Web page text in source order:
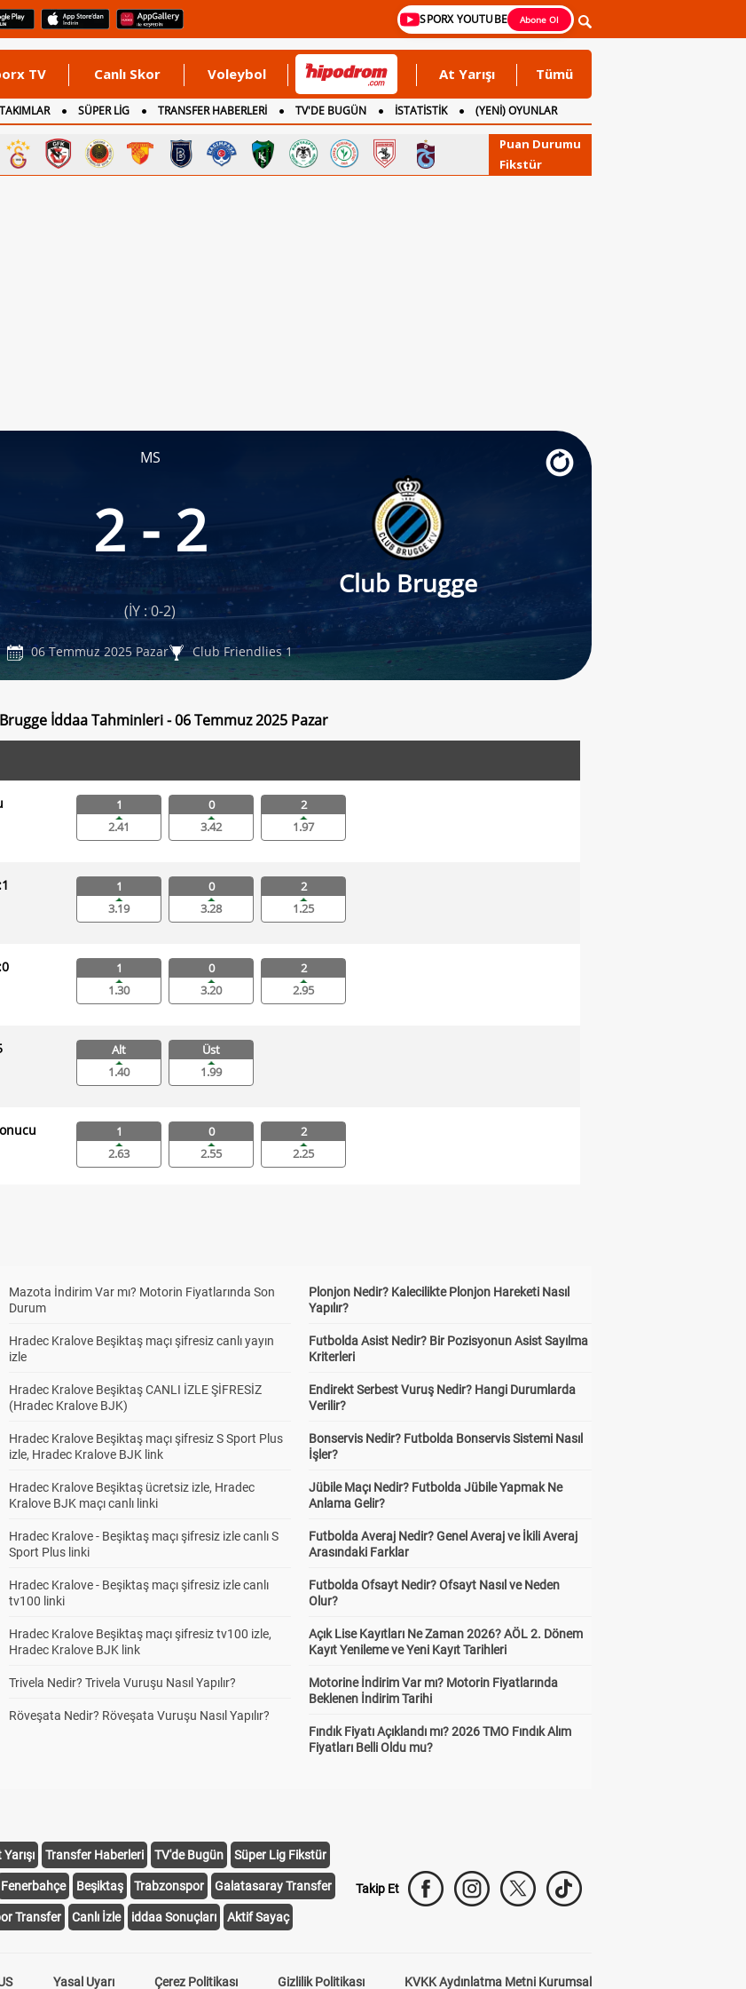
SPORX YOUTUBE Abone Ol
TV Canlı Skor Voleybol At Yarışı Tümü
SÜPER LİG TRANSFER HABERLERİ TV'DE BUGÜN İSTATİSTİK
(YENİ) OYUNLAR
Puan Durumu
Fikstür
MS
2 - 2
Club Brugge
(İY : 0-2)
06 Temmuz 2025 Pazar Club Friendlies 1
İddaa Tahminleri - 06 Temmuz 2025 Pazar
1
2.41
0
3.42
2
1.97
1
3.19
0
3.28
2
1.25
1
1.30
0
3.20
2
2.95
Alt
1.40
Üst
1.99
1
2.63
0
2.55
2
2.25
Üstü 1,5
Alt
Üst
1,5
1.43
1.94
Tek
1.75
1.55
Gol
Var
Yok
1.61
1.69
1.74
1.56
Gol
Var
2.31
Yok
1.28
Mazota İndirim Var mı? Motorin Fiyatlarında Son
Durum
Hradec Kralove Beşiktaş maçı şifresiz canlı yayın
izle
Hradec Kralove Beşiktaş CANLI İZLE ŞİFRESİZ
(Hradec Kralove BJK)
Hradec Kralove Beşiktaş maçı şifresiz S Sport Plus
izle, Hradec Kralove BJK link
Hradec Kralove Beşiktaş ücretsiz izle, Hradec
Kralove BJK maçı canlı linki
Hradec Kralove - Beşiktaş maçı şifresiz izle canlı S
Sport Plus linki
Hradec Kralove - Beşiktaş maçı şifresiz izle canlı
tv100 linki
Hradec Kralove Beşiktaş maçı şifresiz tv100 izle,
Hradec Kralove BJK link
Trivela Nedir? Trivela Vuruşu Nasıl Yapılır?
Röveşata Nedir? Röveşata Vuruşu Nasıl Yapılır?
Plonjon Nedir? Kalecilikte Plonjon Hareketi Nasıl
Yapılır?
Futbolda Asist Nedir? Bir Pozisyonun Asist Sayılma
Kriterleri
Endirekt Serbest Vuruş Nedir? Hangi Durumlarda
Verilir?
Bonservis Nedir? Futbolda Bonservis Sistemi Nasıl
İşler?
Jübile Maçı Nedir? Futbolda Jübile Yapmak Ne
Anlama Gelir?
Futbolda Averaj Nedir? Genel Averaj ve İkili Averaj
Arasındaki Farklar
Futbolda Ofsayt Nedir? Ofsayt Nasıl ve Neden
Olur?
Açık Lise Kayıtları Ne Zaman 2026? AÖL 2. Dönem
Kayıt Yenileme ve Yeni Kayıt Tarihleri
Motorine İndirim Var mı? Motorin Fiyatlarında
Beklenen İndirim Tarihi
Fındık Fiyatı Açıklandı mı? 2026 TMO Fındık Alım
Fiyatları Belli Oldu mu?
Transfer Haberleri TV'de Bugün Süper Lig Fikstür
Fenerbahçe Beşiktaş Trabzonspor Galatasaray Transfer
Transfer Canlı İzle iddaa Sonuçları Aktif Sayaç
Takip Et
Yasal Uyarı Çerez Politikası Gizlilik Politikası KVKK Aydınlatma Metni Kurumsal